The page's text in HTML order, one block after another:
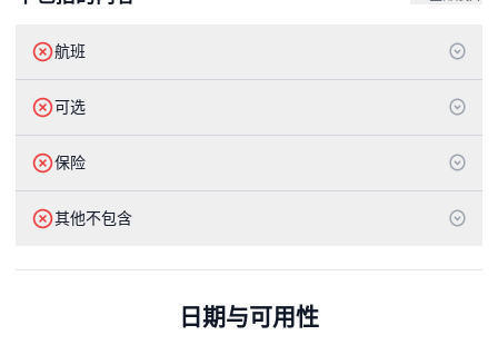
航班
可选
保险
其他不包含
日期与可用性